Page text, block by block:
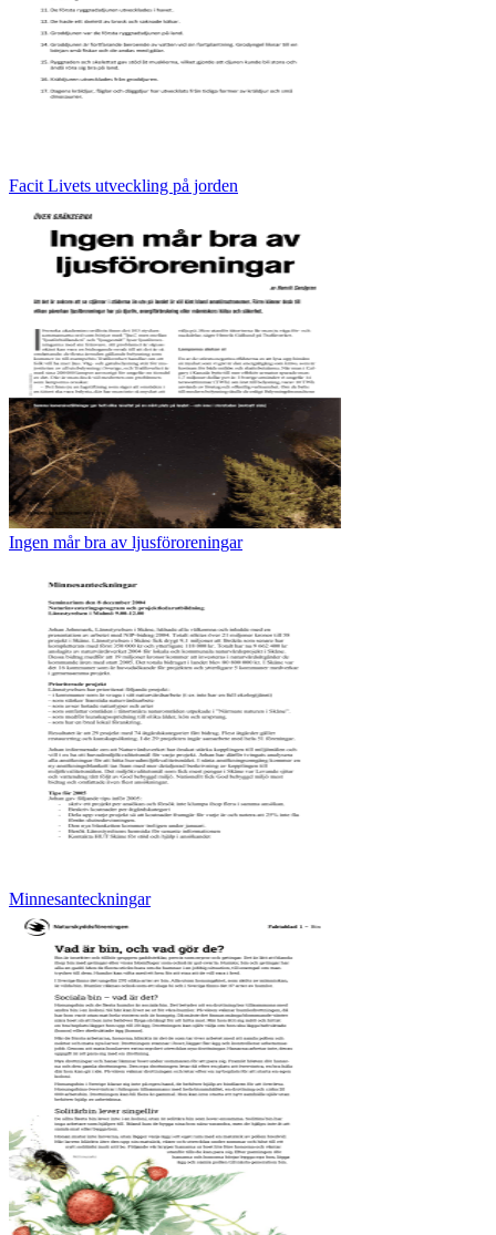
Facit Livets utveckling på jorden
Ingen mår bra av ljusföroreningar
Minnesanteckningar